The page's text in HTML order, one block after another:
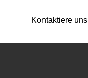
Kontaktiere uns